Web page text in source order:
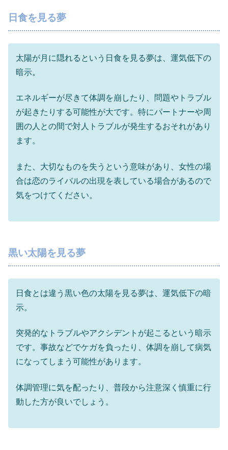
日食を見る夢
太陽が月に隠れるという日食を見る夢は、運気低下の
暗示。
エネルギーが尽きて体調を崩したり、問題やトラブル
が起きたりする可能性が大です。特にパートナーや周
囲の人との間で対人トラブルが発生するおそれがあり
ます。
また、大切なものを失うという意味があり、女性の場
合は恋のライバルの出現を表している場合があるので
気をつけてください。
黒い太陽を見る夢
日食とは違う黒い色の太陽を見る夢は、運気低下の暗
示。
突発的なトラブルやアクシデントが起こるという暗示
です。事故などでケガを負ったり、体調を崩して病気
になってしまう可能性があります。
体調管理に気を配ったり、普段から注意深く慎重に行
動した方が良いでしょう。